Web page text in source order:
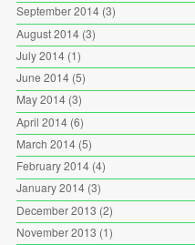
September 2014(3)
August 2014(3)
July 2014(1)
June 2014(5)
May 2014(3)
April 2014(6)
March 2014(5)
February 2014(4)
January 2014(3)
December 2013 (2)
November 2013 (1)